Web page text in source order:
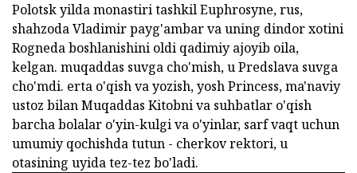
Polotsk yilda monastiri tashkil Euphrosyne, rus,
shahzoda Vladimir payg'ambar va uning dindor xotini
Rogneda boshlanishini oldi qadimiy ajoyib oila,
kelgan. muqaddas suvga cho'mish, u Predslava suvga
cho'mdi. erta o'qish va yozish, yosh Princess, ma'naviy
ustoz bilan Muqaddas Kitobni va suhbatlar o'qish
barcha bolalar o'yin-kulgi va o'yinlar, sarf vaqt uchun
umumiy qochishda tutun - cherkov rektori, u
otasining uyida tez-tez bo'ladi.